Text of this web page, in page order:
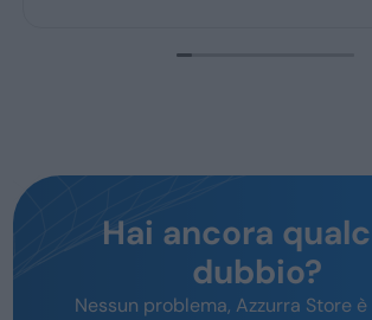
Hai ancora
dubbio?
Nessun problema, Azzurra Store